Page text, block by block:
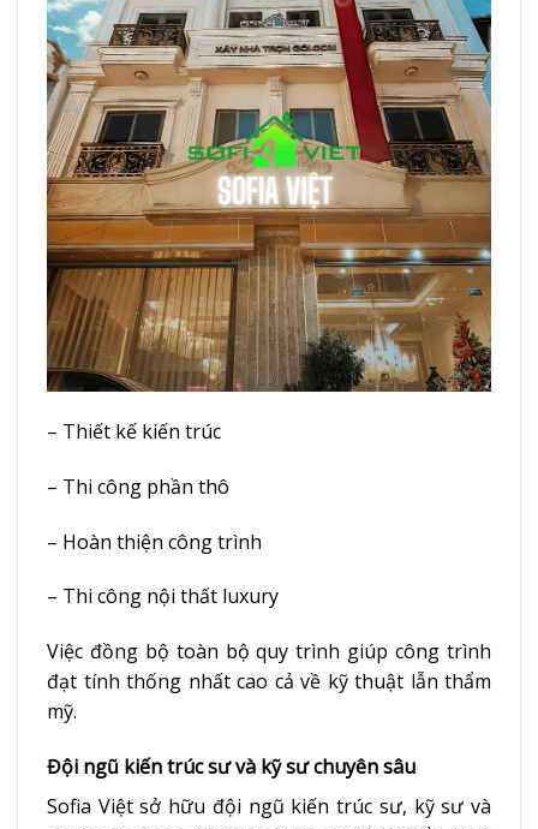
– Thiết kế kiến trúc
– Thi công phần thô
– Hoàn thiện công trình
– Thi công nội thất luxury
Việc đồng bộ toàn bộ quy trình giúp công trình
đạt tính thống nhất cao cả về kỹ thuật lẫn thẩm
mỹ.
Đội ngũ kiến trúc sư và kỹ sư chuyên sâu
Sofia Việt sở hữu đội ngũ kiến trúc sư, kỹ sư và